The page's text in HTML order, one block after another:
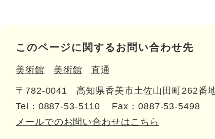
このページに関するお問い合わせ先
美術館 美術館 直通
〒782-0041
高知県香美市土佐山田町262番
Tel：0887-53-5110
Fax：0887-53-5498
メールでのお問い合わせはこちら